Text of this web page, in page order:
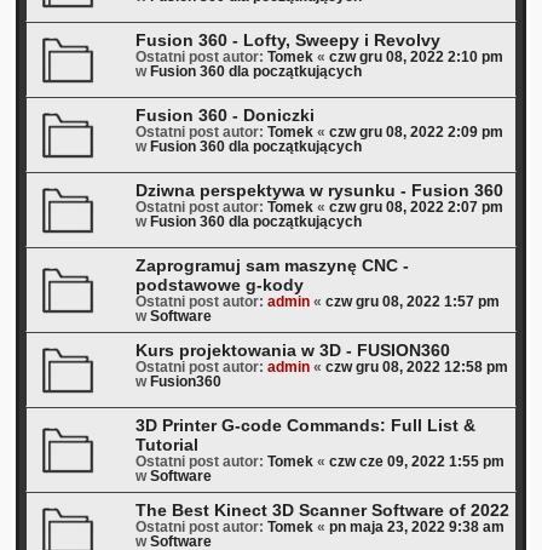
Fusion 360 - Lofty, Sweepy i Revolvy
Ostatni post autor: Tomek« czw gru 08, 2022 2:10 pm
w Fusion 360 dla początkujących
Fusion 360 - Doniczki
Ostatni post autor: Tomek« czw gru 08, 2022 2:09 pm
w Fusion 360 dla początkujących
Dziwna perspektywa w rysunku - Fusion 360
Ostatni post autor: Tomek« czw gru 08, 2022 2:07 pm
w Fusion 360 dla początkujących
Zaprogramuj sam maszynę CNC -
podstawowe g-kody
Ostatni post autor: admin« czw gru 08, 2022 1:57 pm
wSoftware
Kurs projektowania w 3D - FUSION360
Ostatni post autor: admin« czw gru 08, 2022 12:58 pm
w Fusion360
3D Printer G-code Commands: Full List &
Tutorial
Ostatni post autor: Tomek« czw cze 09, 2022 1:55 pm
wSoftware
The Best Kinect 3D Scanner Software of 2022
Ostatni post autor: Tomek« pn maja 23, 2022 9:38 am
wSoftware